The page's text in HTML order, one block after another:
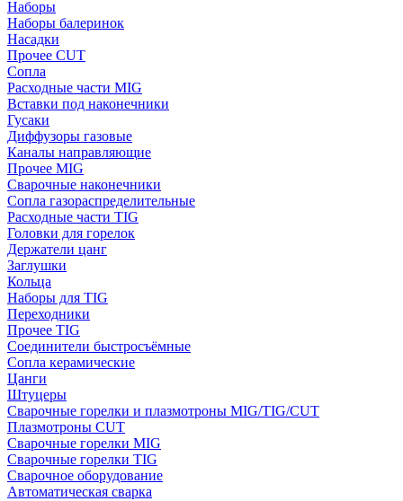
Наборы
Наборы балеринок
Насадки
Прочее CUT
Сопла
Расходные части MIG
Вставки под наконечники
Гусаки
Диффузоры газовые
Каналы направляющие
Прочее MIG
Сварочные наконечники
Сопла газораспределительные
Расходные части TIG
Головки для горелок
Держатели цанг
Заглушки
Кольца
Наборы для TIG
Переходники
Прочее TIG
Соединители быстросъёмные
Сопла керамические
Цанги
Штуцеры
Сварочные горелки и плазмотроны MIG/TIG/CUT
Плазмотроны CUT
Сварочные горелки MIG
Сварочные горелки TIG
Сварочное оборудование
Автоматическая сварка